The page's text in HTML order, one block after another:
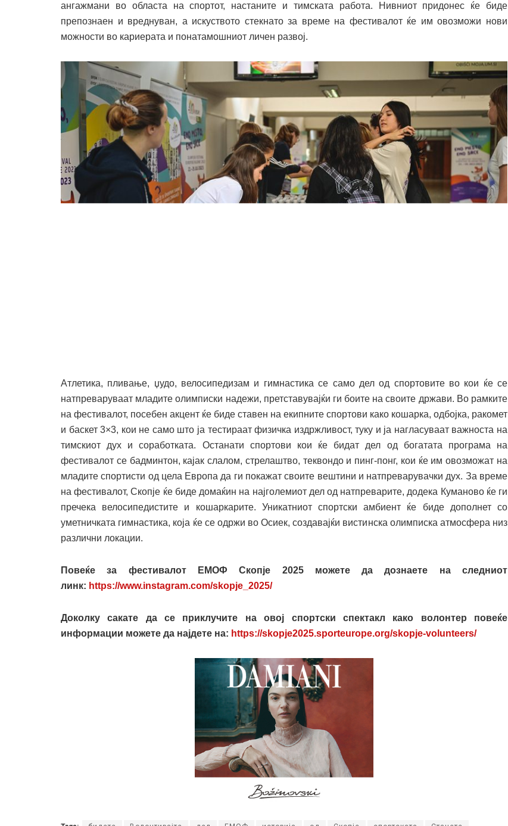
ангажмани во областа на спортот, настаните и тимската работа. Нивниот придонес ќе биде
препознаен и вреднуван, а искуството стекнато за време на фестивалот ќе им овозможи нови
можности во кариерата и понатамошниот личен развој.
Атлетика, пливање, џудо, велосипедизам и гимнастика се само дел од спортовите во кои ќе се
натпреваруваат младите олимписки надежи, претставувајќи ги боите на своите држави. Во рамките
на фестивалот, посебен акцент ќе биде ставен на екипните спортови како кошарка, одбојка, ракомет
и баскет 3×3, кои не само што ја тестираат физичка издржливост, туку и ја нагласуваат важноста на
тимскиот дух и соработката. Останати спортови кои ќе бидат дел од богатата програма на
фестивалот се бадминтон, кајак слалом, стрелаштво, теквондо и пинг-понг, кои ќе им овозможат на
младите спортисти од цела Европа да ги покажат своите вештини и натпреварувачки дух. За време
на фестивалот, Скопје ќе биде домаќин на најголемиот дел од натпреварите, додека Куманово ќе ги
пречека велосипедистите и кошаркарите. Уникатниот спортски амбиент ќе биде дополнет со
уметничката гимнастика, која ќе се одржи во Осиек, создавајќи вистинска олимписка атмосфера низ
различни локации.
Повеќе за фестивалот ЕМОФ Скопје 2025 можете да дознаете на следниот
линк: https://www.instagram.com/skopje_2025/
Доколку сакате да се приклучите на овој спортски спектакл како волонтер повеќе
информации можете да најдете на: https://skopje2025.sporteurope.org/skopje-volunteers/